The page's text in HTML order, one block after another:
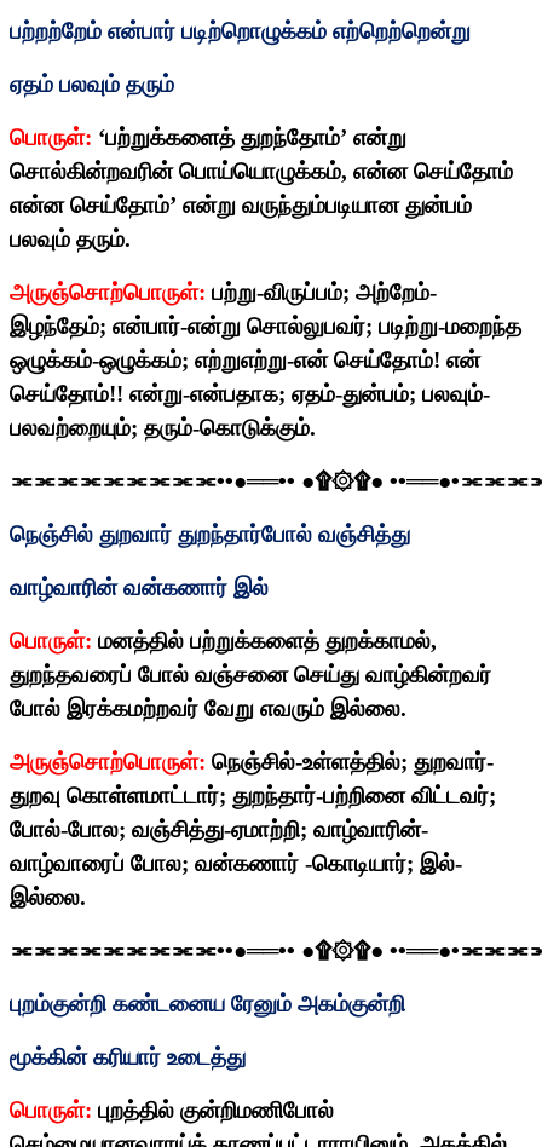
பற்றற்றேம் என்பார் படிற்றொழுக்கம் எற்றெற்றென்று
ஏதம் பலவும் தரும்
பொருள்: ‘பற்றுக்களைத் துறந்தோம்’ என்று
சொல்கின்றவரின் பொய்யொழுக்கம், என்ன செய்தோம்
என்ன செய்தோம்’ என்று வருந்தும்படியான துன்பம்
பலவும் தரும்.
அருஞ்சொற்பொருள்: பற்று-விருப்பம்; அற்றேம்-
இழந்தேம்; என்பார்-என்று சொல்லுபவர்; படிற்று-மறைந்த
ஒழுக்கம்-ஒழுக்கம்; எற்றுஎற்று-என் செய்தோம்! என்
செய்தோம்!! என்று-என்பதாக; ஏதம்-துன்பம்; பலவும்-
பலவற்றையும்; தரும்-கொடுக்கும்.
⫘⫘⫘⫘⫘⫘⫘⫘⫘••●══•• ●۩۞۩● ••══●•
நெஞ்சில் துறவார் துறந்தார்போல் வஞ்சித்து
வாழ்வாரின் வன்கணார் இல்
பொருள்: மனத்தில் பற்றுக்களைத் துறக்காமல்,
துறந்தவரைப் போல் வஞ்சனை செய்து வாழ்கின்றவர்
போல் இரக்கமற்றவர் வேறு எவரும் இல்லை.
அருஞ்சொற்பொருள்: நெஞ்சில்-உள்ளத்தில்; துறவார்-
துறவு கொள்ளமாட்டார்; துறந்தார்-பற்றினை விட்டவர்;
போல்-போல; வஞ்சித்து-ஏமாற்றி; வாழ்வாரின்-
வாழ்வாரைப் போல; வன்கணார் -கொடியார்; இல்-
இல்லை.
⫘⫘⫘⫘⫘⫘⫘⫘⫘••●══•• ●۩۞۩● ••══●•
புறம்குன்றி கண்டனைய ரேனும் அகம்குன்றி
மூக்கின் கரியார் உடைத்து
பொருள்: புறத்தில் குன்றிமணிபோல்